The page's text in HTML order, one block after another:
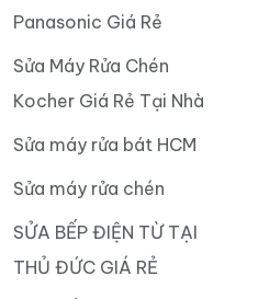
Panasonic Giá Rẻ
Sửa Máy Rửa Chén
Kocher Giá Rẻ Tại Nhà
Sửa máy rửa bát HCM
Sửa máy rửa chén
SỬA BẾP ĐIỆN TỪ TẠI
THỦ ĐỨC GIÁ RẺ